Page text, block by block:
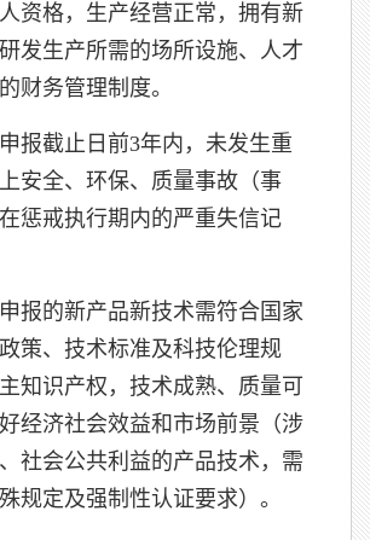
资格，生产经营正常，拥有新
发生产所需的场所设施、人才
财务管理制度。
申报截止日前3年内，未发生重
安全、环保、质量事故（事
惩戒执行期内的严重失信记
申报的新产品新技术需符合国家
策、技术标准及科技伦理规
知识产权，技术成熟、质量可
经济社会效益和市场前景（涉
社会公共利益的产品技术，需
规定及强制性认证要求）。